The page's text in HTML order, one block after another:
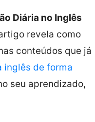
Diária no Inglês
revela como
conteúdos que já
inglês de forma
seu aprendizado,